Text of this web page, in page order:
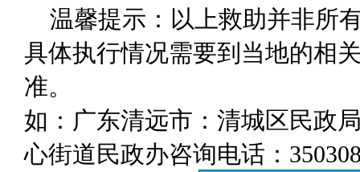
温馨提示：以上救助并非所
具体执行情况需要到当地的相
准。
如：广东清远市：清城区民政
心街道民政办咨询电话：